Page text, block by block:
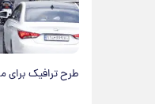
طرح ترافیک برای